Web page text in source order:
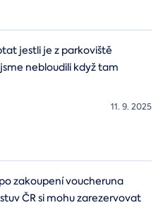
jestli je z parkoviště
nebloudili když tam
11. 9. 2025
zakoupení voucheruna
ČR si mohu zarezervovat